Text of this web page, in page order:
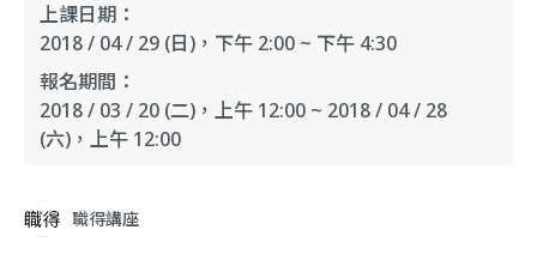
上課日期：
2018 / 04 / 29 (日) ，下午 2:00 ~ 下午 4:30
報名期間：
2018 / 03 / 20 (二) ，上午 12:00 ~ 2018 / 04 / 28
(六) ，上午 12:00
職得講座